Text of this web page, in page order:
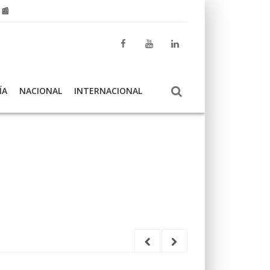
NACIONAL INTERNACIONAL